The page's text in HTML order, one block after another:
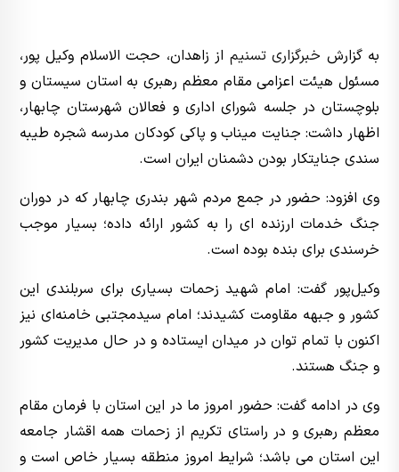
به گزارش خبرگزاری تسنیم از زاهدان، حجت الاسلام وکیل پور،
مسئول هیئت اعزامی مقام معظم رهبری به استان سیستان و
بلوچستان در جلسه شورای اداری و فعالان شهرستان چابهار،
اظهار داشت: جنایت میناب و پاکی کودکان مدرسه شجره طیبه
سندی جنایتکار بودن دشمنان ایران است.
وی افزود: حضور در جمع مردم شهر بندری چابهار که در دوران
جنگ خدمات ارزنده ای را به کشور ارائه داده؛ بسیار موجب
خرسندی برای بنده بوده است.
وکیل‌پور گفت: امام شهید زحمات بسیاری برای سربلندی این
کشور و جبهه مقاومت کشیدند؛ امام سیدمجتبی خامنه‌ای نیز
اکنون با تمام توان در میدان ایستاده و در حال مدیریت کشور
و جنگ هستند.
وی در ادامه گفت: حضور امروز ما در این استان با فرمان مقام
معظم رهبری و در راستای تکریم از زحمات همه اقشار جامعه
این استان می باشد؛ شرایط امروز منطقه بسیار خاص است و